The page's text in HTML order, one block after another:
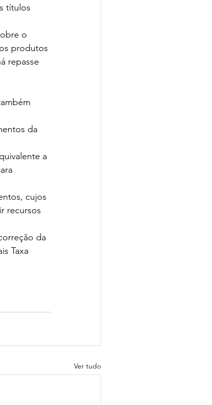
títulos
o
produtos
repasse
da
a
cujos
recursos
da
Taxa
Ver tudo